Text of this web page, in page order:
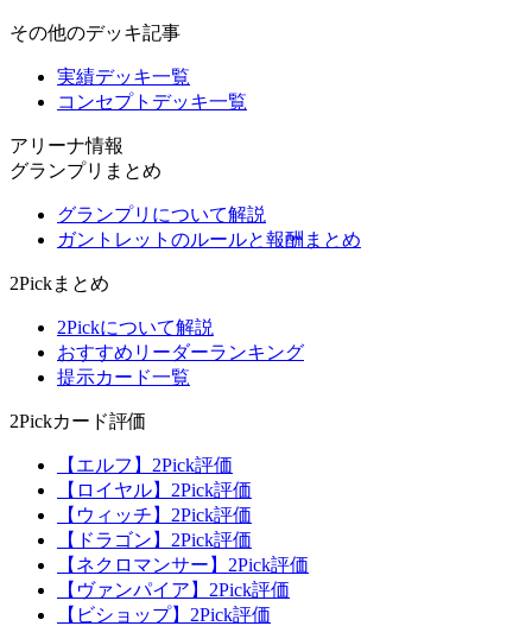
その他のデッキ記事
実績デッキ一覧
コンセプトデッキ一覧
アリーナ情報
グランプリまとめ
グランプリについて解説
ガントレットのルールと報酬まとめ
2Pickまとめ
2Pickについて解説
おすすめリーダーランキング
提示カード一覧
2Pickカード評価
【エルフ】2Pick評価
【ロイヤル】2Pick評価
【ウィッチ】2Pick評価
【ドラゴン】2Pick評価
【ネクロマンサー】2Pick評価
【ヴァンパイア】2Pick評価
【ビショップ】2Pick評価